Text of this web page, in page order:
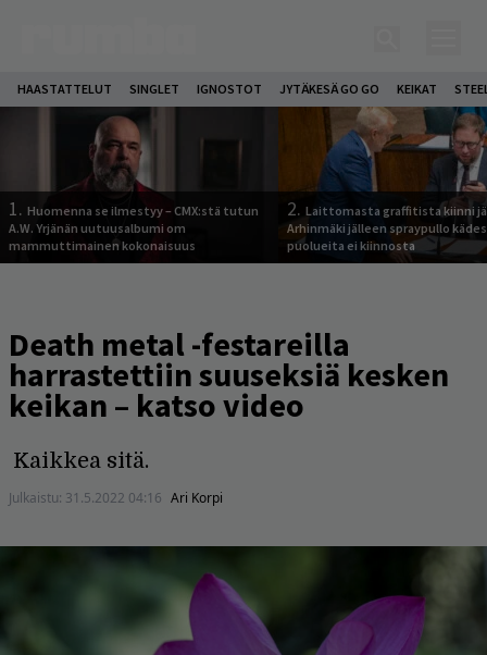
HAASTATTELUT SINGLET IGNOSTOT JYTÄKESÄ GO GO KEIKAT
1. Huomenna se ilmestyy – CMX:stä tutun
A.W. Yrjänän uutuusalbumi om
mammuttimainen kokonaisuus
2. Laittomasta graffitista kiinni
Arhinmäki jälleen spraypullo
puolueita ei kiinnosta
Death metal -festareilla
harrastettiin suuseksiä kesken
keikan – katso video
Kaikkea sitä.
Julkaistu: 31.5.2022 04:16 Ari Korpi